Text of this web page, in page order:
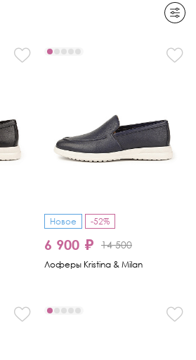
Новое -52%
6 900 ₽ 14 500
Лоферы Kristina & Milan